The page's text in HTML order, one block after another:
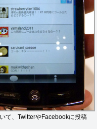
て、TwitterやFacebookに投稿